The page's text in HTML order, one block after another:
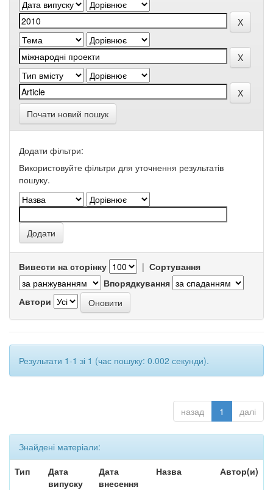
Почати новий пошук
Додати фільтри:
Використовуйте фільтри для уточнення результатів
пошуку.
Вивести на сторінку | Сортування
Впорядкування
Автори
Результати 1-1 зі 1 (час пошуку: 0.002 секунди).
назад 1 далі
Знайдені матеріали:
Тип
Дата
випуску
Дата
внесення
Назва Автор(и)